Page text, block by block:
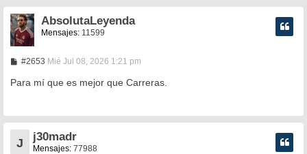
AbsolutaLeyenda
Mensajes: 11599
#2653M
n
s
e
Mié Jul 08, 2026 1:21 pm
Para mí que es mejor que Carreras.
J
j30madr
Mensajes: 77988